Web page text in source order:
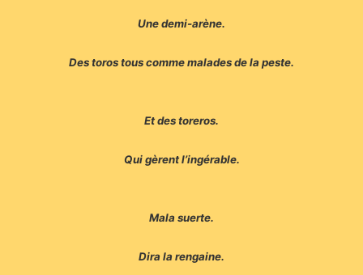
Une demi-arène.
Des toros tous comme malades de la peste.
Et des toreros.
Qui gèrent l’ingérable.
Mala suerte.
Dira la rengaine.